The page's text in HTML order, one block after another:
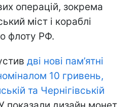
операцій, зокрема
міст і кораблі
флоту РФ.
дві нові пам’ятні
10 гривень,
та Чернігівській